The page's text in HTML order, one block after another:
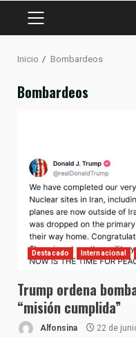
MENÚ
Inicio Bombardeos
Bombardeos
Destacado Internacional
Trump ordena
“misión cumplida”
Alfonsina 22 de